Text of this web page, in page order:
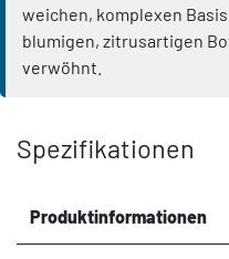
weichen, komplexen
blumigen, zitrusartigen
verwöhnt.
Spezifikationen
Produktinformationen